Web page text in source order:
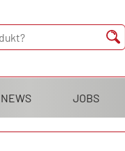
NEWS JOBS